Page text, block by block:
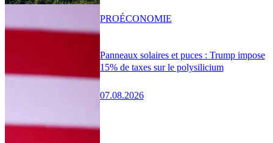
Panneaux solaires et puces : Trump impose
15% de taxes sur le polysilicium
07.08.2026
PROÉCONOMIE